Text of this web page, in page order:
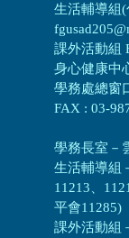
生活輔導組(
課外活動組
身心健康中
學務處總窗
FAX : 03-
學務長室－
生活輔導組
11213、
平會11285)
課外活動組